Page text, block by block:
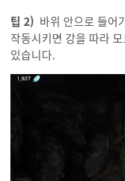
팁 2) 바위 안으로 들어
작동시키면 강을 따라
있습니다.